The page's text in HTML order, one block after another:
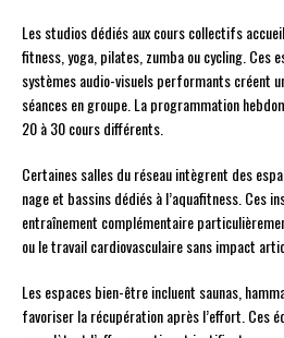
Les studios dédiés aux cours collectifs
fitness, yoga, pilates, zumba ou cycling. Ces
systèmes audio-visuels performants créent
séances en groupe. La programmation
20 à 30 cours différents.
Certaines salles du réseau intègrent des
nage et bassins dédiés à l’aquafitness. Ces
entraînement complémentaire
ou le travail cardiovasculaire sans impact
Les espaces bien-être incluent saunas,
favoriser la récupération après l’effort. Ces